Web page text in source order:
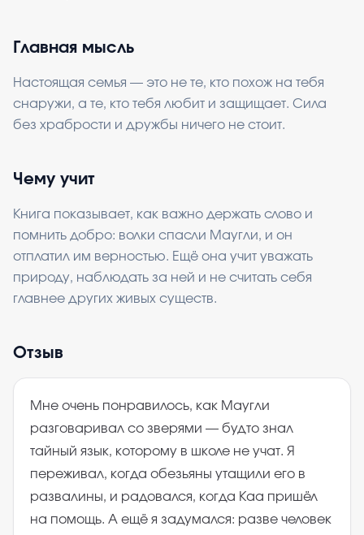
Главная мысль
Настоящая семья — это не те, кто похож на тебя
снаружи, а те, кто тебя любит и защищает. Сила
без храбрости и дружбы ничего не стоит.
Чему учит
Книга показывает, как важно держать слово и
помнить добро: волки спасли Маугли, и он
отплатил им верностью. Ещё она учит уважать
природу, наблюдать за ней и не считать себя
главнее других живых существ.
Отзыв
Мне очень понравилось, как Маугли
разговаривал со зверями — будто знал
тайный язык, которому в школе не учат. Я
переживал, когда обезьяны утащили его в
развалины, и радовался, когда Каа пришёл
на помощь. А ещё я задумался: разве человек